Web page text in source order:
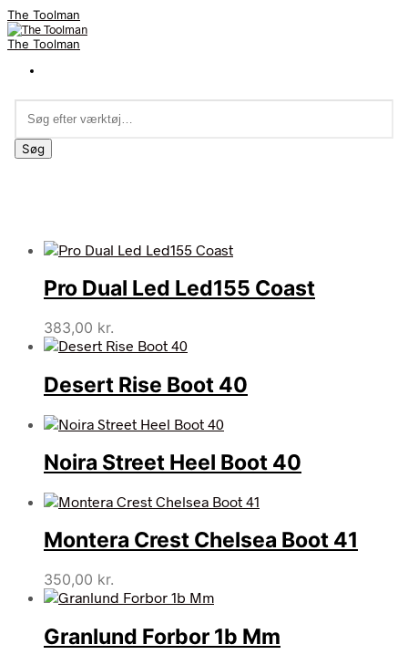
The Toolman
The Toolman
efter:
Søg
Pro Dual Led Led155 Coast
383,00 kr.
Desert Rise Boot 40
Noira Street Heel Boot 40
Montera Crest Chelsea Boot 41
350,00 kr.
Granlund Forbor 1b Mm